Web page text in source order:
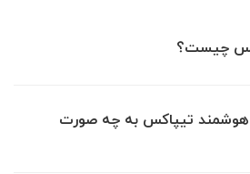
چیست؟
هوشمند تیپاکس به چه صورت